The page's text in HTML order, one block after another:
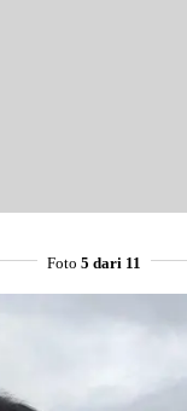
Foto 5 dari 11